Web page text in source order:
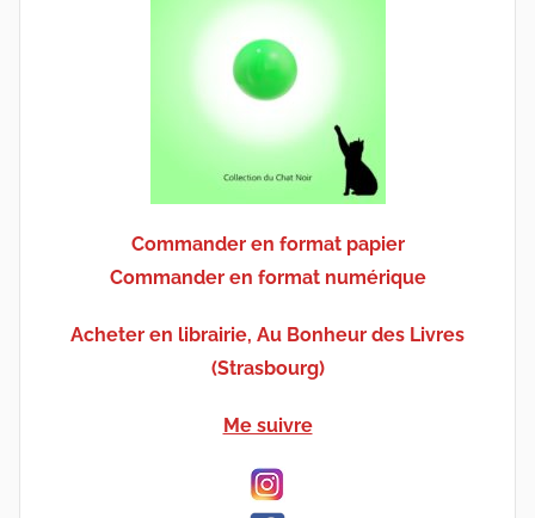
Commander en format papier
Commander en format numérique
Acheter en librairie, Au Bonheur des Livres
(Strasbourg)
Me suivre